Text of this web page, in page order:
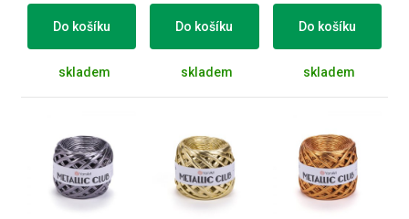
Do košíku
skladem
Do košíku
skladem
Do košíku
skladem